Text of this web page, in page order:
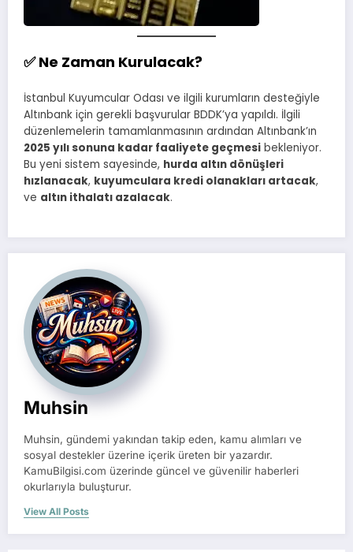
✅ Ne Zaman Kurulacak?
İstanbul Kuyumcular Odası ve ilgili kurumların desteğiyle
Altınbank için gerekli başvurular BDDK’ya yapıldı. İlgili
düzenlemelerin tamamlanmasının ardından Altınbank’ın
2025 yılı sonuna kadar faaliyete geçmesi bekleniyor.
Bu yeni sistem sayesinde, hurda altın dönüşleri
hızlanacak, kuyumculara kredi olanakları artacak,
ve altın ithalatı azalacak.
Muhsin
Muhsin, gündemi yakından takip eden, kamu alımları ve
sosyal destekler üzerine içerik üreten bir yazardır.
KamuBilgisi.com üzerinde güncel ve güvenilir haberleri
okurlarıyla buluşturur.
View All Posts